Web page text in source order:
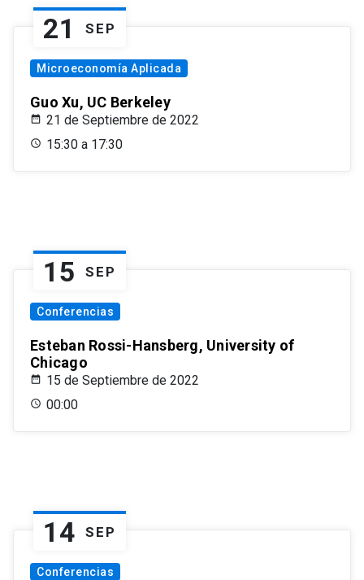
21 SEP
Microeconomía Aplicada
Guo Xu, UC Berkeley
21 de Septiembre de 2022
15:30 a 17:30
15 SEP
Conferencias
Esteban Rossi-Hansberg, University of
Chicago
15 de Septiembre de 2022
00:00
14 SEP
Conferencias